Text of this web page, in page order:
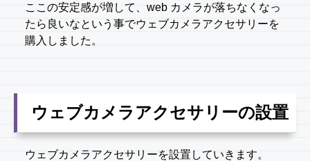
ここの安定感が増して、web カメラが落ちなくなっ
たら良いなという事でウェブカメラアクセサリーを
購入しました。
ウェブカメラアクセサリーの設置
ウェブカメラアクセサリーを設置していきます。